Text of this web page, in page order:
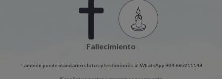
Fallecimiento
También puede mandarnos fotos y testimonios al WhatsApp +34 665211148